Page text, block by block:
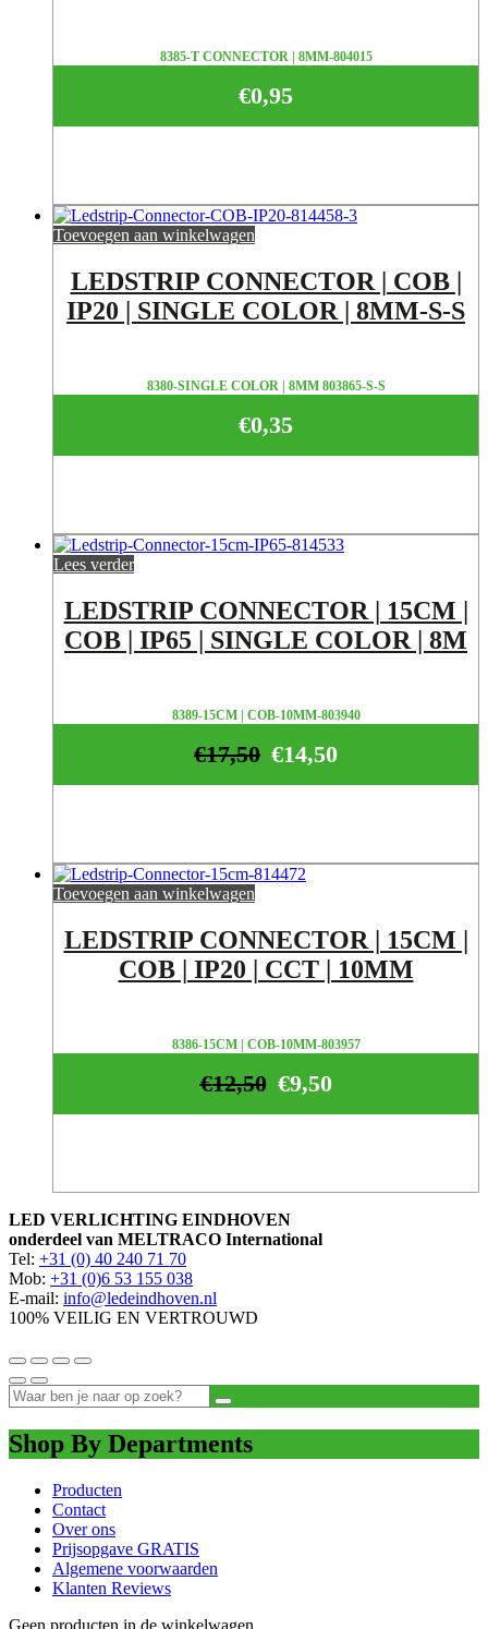
8385-T CONNECTOR | 8MM-804015
€0,95
Toevoegen aan winkelwagen
LEDSTRIP CONNECTOR | COB |
IP20 | SINGLE COLOR | 8MM-S-S
8380-SINGLE COLOR | 8MM 803865-S-S
€0,35
Lees verder
LEDSTRIP CONNECTOR | 15CM |
COB | IP65 | SINGLE COLOR | 8M
8389-15CM | COB-10MM-803940
€14,50
€17,50
Toevoegen aan winkelwagen
LEDSTRIP CONNECTOR | 15CM |
COB | IP20 | CCT | 10MM
8386-15CM | COB-10MM-803957
€9,50
€12,50
LED VERLICHTING EINDHOVEN
onderdeel van MELTRACO International
Tel: +31 (0) 40 240 71 70
Mob: +31 (0)6 53 155 038
E-mail: info@ledeindhoven.nl
100% VEILIG EN VERTROUWD
Shop By Departments
Producten
Contact
Over ons
Prijsopgave GRATIS
Algemene voorwaarden
Klanten Reviews